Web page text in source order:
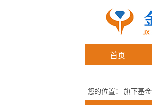
首页
您的位置： 旗下基金